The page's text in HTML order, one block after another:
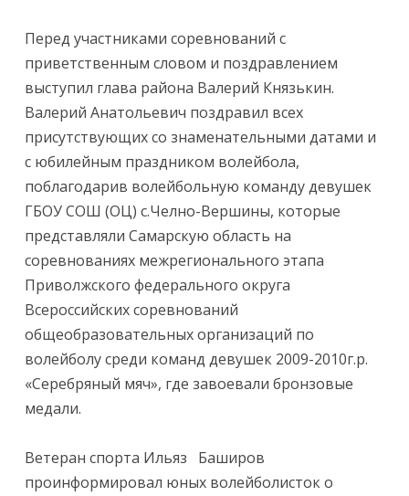
Перед участниками соревнований с
приветственным словом и поздравлением
выступил глава района Валерий Князькин.
Валерий Анатольевич поздравил всех
присутствующих со знаменательными датами и
с юбилейным праздником волейбола,
поблагодарив волейбольную команду девушек
ГБОУ СОШ (ОЦ) с.Челно-Вершины, которые
представляли Самарскую область на
соревнованиях межрегионального этапа
Приволжского федерального округа
Всероссийских соревнований
общеобразовательных организаций по
волейболу среди команд девушек 2009-2010г.р.
«Серебряный мяч», где завоевали бронзовые
медали.
Ветеран спорта Ильяз Баширов
проинформировал юных волейболисток о